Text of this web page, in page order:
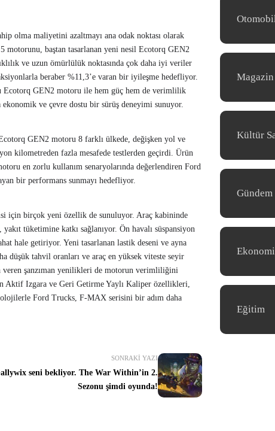
olma maliyetini azaltmayı ana odak noktası olarak
baştan tasarlanan yeni nesil Ecotorq GEN2
ve uzun ömürlülük noktasında çok daha iyi veriler
beraber %11,3’e varan bir iyileşme hedefliyor.
GEN2 motoru ile hem güç hem de verimlilik
ekonomik ve çevre dostu bir sürüş deneyimi sunuyor.
GEN2 motoru 8 farklı ülkede, değişken yol ve
kilometreden fazla mesafede testlerden geçirdi. Ürün
en zorlu kullanım senaryolarında değerlendiren Ford
bir performans sunmayı hedefliyor.
için birçok yeni özellik de sunuluyor. Araç kabininde
tüketimine katkı sağlanıyor. Ön havalı süspansiyon
hale getiriyor. Yeni tasarlanan lastik deseni ve ayna
düşük tahvil oranları ve araç en yüksek viteste seyir
veren şanzıman yenilikleri de motorun verimliliğini
Aktif Izgara ve Geri Getirme Yaylı Kaliper özellikleri,
Ford Trucks, F-MAX serisini bir adım daha
SONRAKI YAZI
seni bekliyor. The War Within’in 2.
Sezonu şimdi oyunda!
Magazin
Kültür
Gündem
Ekonomi
Eğitim